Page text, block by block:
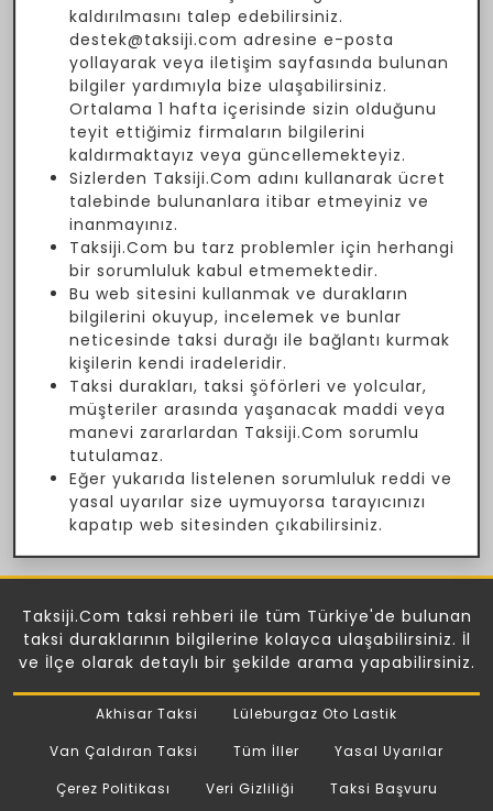
kaldırılmasını talep edebilirsiniz.
destek@taksiji.com adresine e-posta
yollayarak veya iletişim sayfasında bulunan
bilgiler yardımıyla bize ulaşabilirsiniz.
Ortalama 1 hafta içerisinde sizin olduğunu
teyit ettiğimiz firmaların bilgilerini
kaldırmaktayız veya güncellemekteyiz.
Sizlerden Taksiji.Com adını kullanarak ücret
talebinde bulunanlara itibar etmeyiniz ve
inanmayınız.
Taksiji.Com bu tarz problemler için herhangi
bir sorumluluk kabul etmemektedir.
Bu web sitesini kullanmak ve durakların
bilgilerini okuyup, incelemek ve bunlar
neticesinde taksi durağı ile bağlantı kurmak
kişilerin kendi iradeleridir.
Taksi durakları, taksi şöförleri ve yolcular,
müşteriler arasında yaşanacak maddi veya
manevi zararlardan Taksiji.Com sorumlu
tutulamaz.
Eğer yukarıda listelenen sorumluluk reddi ve
yasal uyarılar size uymuyorsa tarayıcınızı
kapatıp web sitesinden çıkabilirsiniz.
Taksiji.Com taksi rehberi ile tüm Türkiye'de bulunan
taksi duraklarının bilgilerine kolayca ulaşabilirsiniz. İl
ve İlçe olarak detaylı bir şekilde arama yapabilirsiniz.
Akhisar Taksi
Lüleburgaz Oto Lastik
Van Çaldıran Taksi
Tüm İller
Yasal Uyarılar
Çerez Politikası
Veri Gizliliği Taksi Başvuru